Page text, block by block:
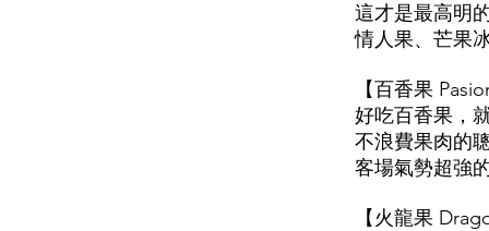
這才是最高明
情人果、芒果
【百香果
好吃百香果，
不浪費果肉的
客場氣勢超強
【火龍果